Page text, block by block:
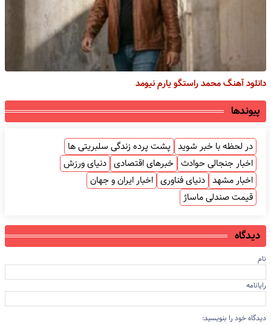
دانلود آهنگ محمد راستگو یارم نیومد
پیوندها
در لحظه با خبر شوید پشت پرده زندگی سلبریتی ها
اخبار جنجالی حوادث خبرهای اقتصادی دنیای ورزش
اخبار مشهد دنیای فناوری اخبار ایران و جهان
قیمت صندلی ماساژ
دیدگاه
نام
رایانامه
دیدگاه خود را بنویسید: